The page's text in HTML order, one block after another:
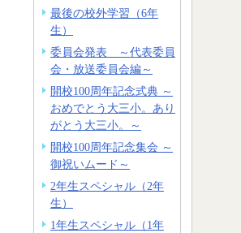
最後の校外学習（6年
生）
委員会発表 ～代表委員
会・放送委員会編～
開校100周年記念式典 ～
おめでとう大三小。あり
がとう大三小。～
開校100周年記念集会 ～
御祝いムード～
2年生スペシャル（2年
生）
1年生スペシャル（1年